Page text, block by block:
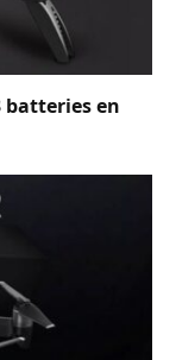
batteries en